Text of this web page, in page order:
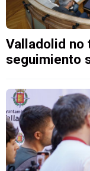
Valladolid no
seguimiento